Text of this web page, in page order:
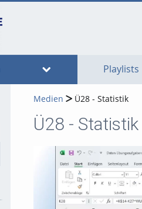
Playlists
Medien Ü28 - Statistik
Ü28 - Statistik